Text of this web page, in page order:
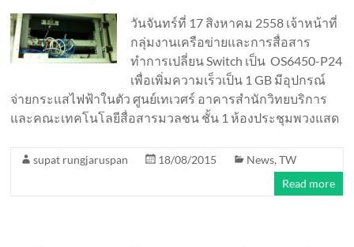
วันจันทร์ที่ 17 สิงหาคม 2558 เจ้าหน้าที่
กลุ่มงานเครือข่ายและการสื่อสาร
ทำการเปลี่ยน Switch เป็น OS6450-P24
เพื่อเพิ่มความเร็วเป็น 1 GB มีอุปกรณ์
จ่ายกระแสไฟฟ้าในตัว ศูนย์เทเวศร์ อาคารสำนักวิทยบริการ
และคณะเทคโนโลยีสื่อสารมวลชน ชั้น 1 ห้องประชุมพวงแสด
supat rungjaruspan 18/08/2015 News,TW
Read more